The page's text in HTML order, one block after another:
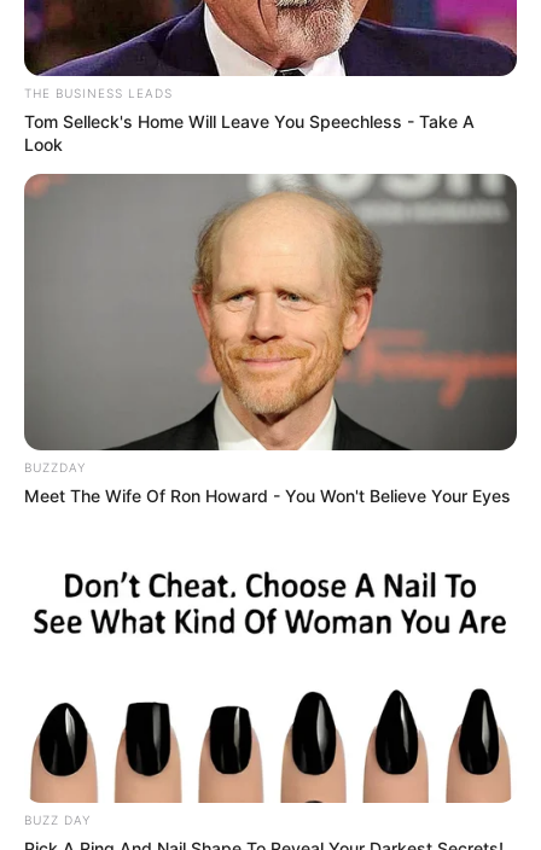
THE BUSINESS LEADS
Tom Selleck's Home Will Leave You Speechless - Take A
Look
BUZZDAY
Meet The Wife Of Ron Howard - You Won't Believe Your Eyes
BUZZ DAY